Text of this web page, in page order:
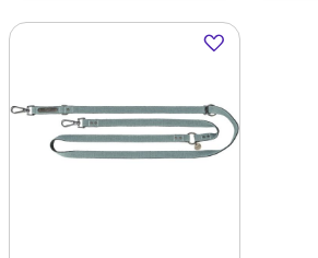
Dodaj
do